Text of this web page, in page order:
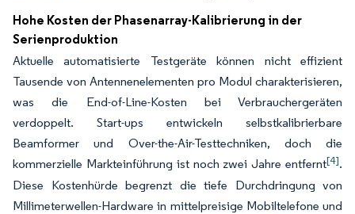
Hohe Kosten der Phasenarray-Kalibrierung in der
Serienproduktion
Aktuelle automatisierte Testgeräte können nicht effizient
Tausende von Antennenelementen pro Modul charakterisieren,
was die End-of-Line-Kosten bei Verbrauchergeräten
verdoppelt. Start-ups entwickeln selbstkalibrierbare
Beamformer und Over-the-Air-Testtechniken, doch die
kommerzielle Markteinführung ist noch zwei Jahre entfernt[4].
Diese Kostenhürde begrenzt die tiefe Durchdringung von
Millimeterwellen-Hardware in mittelpreisige Mobiltelefone und